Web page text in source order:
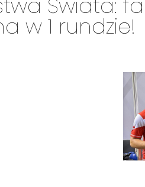
Świata:
w 1 rundzie!